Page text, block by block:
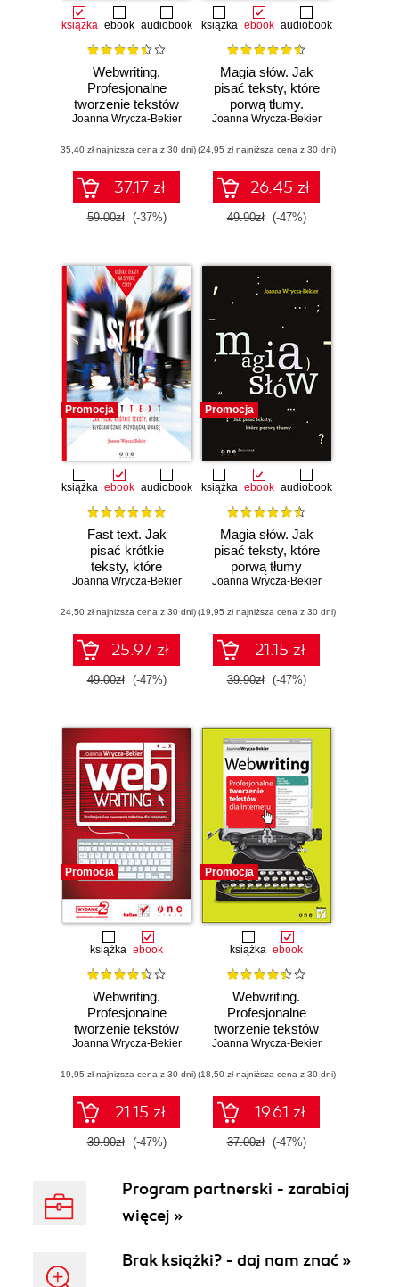
książka ebook audiobook
Webwriting.
Profesjonalne
tworzenie tekstów
dla Internetu.
Joanna Wrycza-Bekier
(35,40 zł najniższa cena z 30 dni)
37.17 zł
59.00zł (-37%)
książka ebook audiobook
Magia słów. Jak
pisać teksty, które
porwą tłumy.
Wydanie 2
Joanna Wrycza-Bekier
(24,95 zł najniższa cena z 30 dni)
26.45 zł
49.90zł (-47%)
Promocja
książka ebook audiobook
Fast text. Jak
pisać krótkie
teksty, które
błyskawicznie
Joanna Wrycza-Bekier
(24,50 zł najniższa cena z 30 dni)
25.97 zł
49.00zł (-47%)
Promocja
książka ebook audiobook
Magia słów. Jak
pisać teksty, które
porwą tłumy
Joanna Wrycza-Bekier
(19,95 zł najniższa cena z 30 dni)
21.15 zł
39.90zł (-47%)
Promocja
książka ebook
Webwriting.
Profesjonalne
tworzenie tekstów
dla Internetu.
zaktualizowane i
poszerzone
Joanna Wrycza-Bekier
(19,95 zł najniższa cena z 30 dni)
21.15 zł
39.90zł (-47%)
Promocja
książka ebook
Webwriting.
Profesjonalne
tworzenie tekstów
dla Internetu
Joanna Wrycza-Bekier
(18,50 zł najniższa cena z 30 dni)
19.61 zł
37.00zł (-47%)
Program partnerski - zarabiaj
więcej »
Brak książki? - daj nam znać »